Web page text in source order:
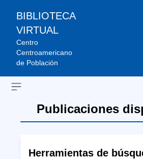
BIBLIOTECA
VIRTUAL
Centro
Centroamericano
de Población
Open sidebar
Publicaciones
Herramientas de